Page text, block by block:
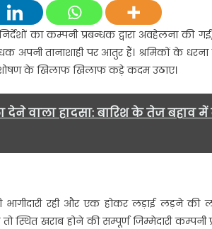
एस
मजदूर
संघ
पन्तनगर
का
91
दिन
पार्क
रुद्रपुर
का कम्पनी प्रबन्धक द्वारा अवहेलना
अपनी तानाशाही पर आतुर हैं। श्रमिकों के
के खिलाफ खिलाफ कड़े कदम उठाए।
देने वाला हादसा: बारिश के तेज बहाव में
रही और एक होकर लड़ाई लड़ने की ली
स्थित खराब होने की सम्पूर्ण जिम्मेदारी